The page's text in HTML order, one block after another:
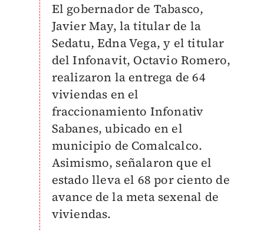
El gobernador de Tabasco,
Javier May, la titular de la
Sedatu, Edna Vega, y el titular
del Infonavit, Octavio Romero,
realizaron la entrega de 64
viviendas en el
fraccionamiento Infonativ
Sabanes, ubicado en el
municipio de Comalcalco.
Asimismo, señalaron que el
estado lleva el 68 por ciento de
avance de la meta sexenal de
viviendas.